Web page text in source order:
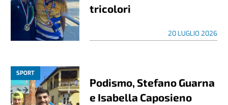
tricolori
20 LUGLIO 2026
SPORT
Podismo, Stefano Guarna
e Isabella Caposieno